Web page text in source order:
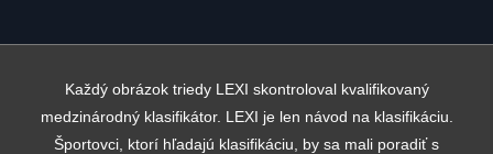
Každý obrázok triedy LEXI skontroloval kvalifikovaný
medzinárodný klasifikátor. LEXI je len návod na klasifikáciu.
Športovci, ktorí hľadajú klasifikáciu, by sa mali poradiť s